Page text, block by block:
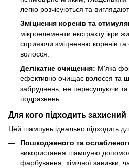
легко розчісуються та
Зміцнення коренів та
мікроелементи екстракту ікри
сприяючи зміцненню коренів
волосся.
Делікатне очищення: М'яка
ефективно очищає волосся та
забруднень, не пересушуючи
подразнень.
Для кого підходить
Цей шампунь ідеально підходить
Пошкодженого та
використання шампуню
фарбування, хімічної завивки,